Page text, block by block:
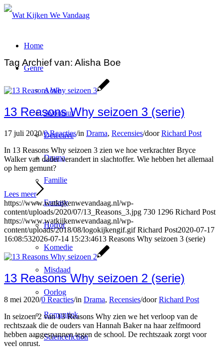
Home
Genre
Actie
Avontuur
Detective
Drama
Familie
Fantasy
Horror
Komedie
Misdaad
Oorlog
Romantiek
Sciencefiction
Tag Archief van: Alisha Boe
13 Reasons Why seizoen 3 (serie)
17 juli 2020/0 Reacties/in Drama, Recensies/doorRichard Post
In 13 Reasons Why seizoen 3 zien we hoe verkrachter Bryce
Walker van dader verandert in slachtoffer. Wie hebben het allemaal
op hem gemunt?
Lees meer
https://www.watkijkenwevandaag.nl/wp-
content/uploads/2020/07/13_Reasons_3.jpg 730 1296 Richard Post
https://www.watkijkenwevandaag.nl/wp-
content/uploads/2018/08/logokijkengif.gif Richard Post2020-07-17
16:08:532026-07-14 15:23:4613 Reasons Why seizoen 3 (serie)
13 Reasons Why seizoen 2 (serie)
8 mei 2020/0 Reacties/in Drama, Recensies/doorRichard Post
In seizoen 2 van 13 Reasons Why zien we het verloop van de
rechtszaak die de ouders van Hannah Baker na haar zelfmoord
hebben aangespannen tegen de school. De rechtszaak zorgt voor
veel onrust.